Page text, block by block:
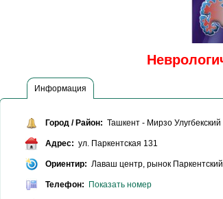
Информация
Город / Район: Ташкент - Мирзо
Адрес: ул. Паркентская 131
Ориентир: Лаваш центр, рынок Паркентский
Телефон: Показать номер